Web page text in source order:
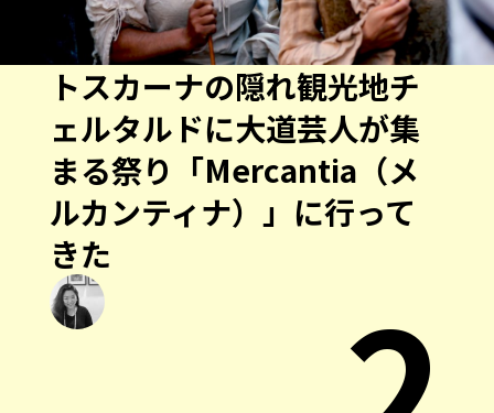
トスカーナの隠れ観光地チ
ェルタルドに大道芸人が集
まる祭り「Mercantia（メ
ルカンティナ）」に行って
きた